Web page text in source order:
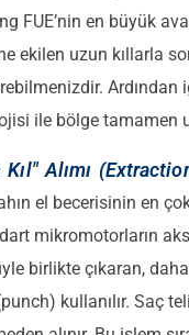
FUE’nin en büyük
ekilen uzun kıllarla
Ardından
ile bölge tamamen
Alımı
el becerisinin en
mikromotorların
birlikte çıkaran,
kullanılır. Saç